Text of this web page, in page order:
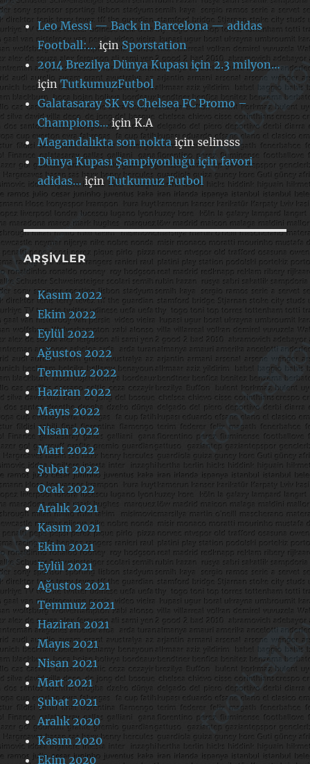
Leo Messi — Back in Barcelona — adidas
Football:…içinSporstation
2014 Brezilya Dünya Kupası için 2.3 milyon…
içinTutkumuzFutbol
Galatasaray SK vs Chelsea FC Promo –
Champions…içinK.A
Magandalıkta son noktaiçin selinsss
Dünya Kupası Şampiyonluğu için favori
adidas…içinTutkumuz Futbol
ARŞIVLER
Kasım 2022
Ekim 2022
Eylül 2022
Ağustos 2022
Temmuz 2022
Haziran 2022
Mayıs 2022
Nisan 2022
Mart 2022
Şubat 2022
Ocak 2022
Aralık 2021
Kasım 2021
Ekim 2021
Eylül 2021
Ağustos 2021
Temmuz 2021
Haziran 2021
Mayıs 2021
Nisan 2021
Mart 2021
Şubat 2021
Aralık 2020
Kasım 2020
Ekim 2020